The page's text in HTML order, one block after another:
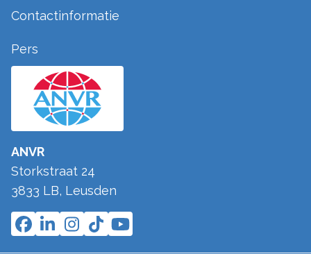
ANVR
Storkstraat 24
3833 LB, Leusden
Contactinformatie
Pers